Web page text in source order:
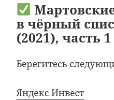
в чёрный
(2021), часть 1
Берегитесь
Яндекс Инвест